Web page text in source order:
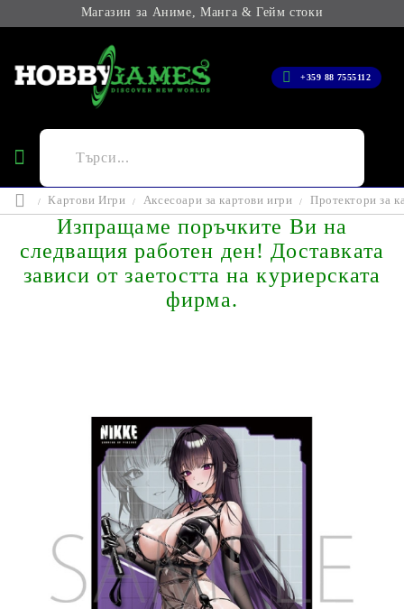
Магазин за Аниме, Манга & Гейм стоки
+359 88 7555112
Картови Игри Аксесоари за картови игри Протектори за
Изпращаме поръчките Ви на
следващия работен ден! Доставката
зависи от заетостта на куриерската
фирма.